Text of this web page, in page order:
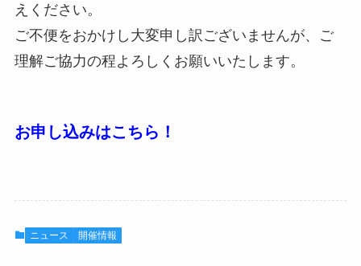
えください。
ご不便をおかけし大変申し訳ございませんが、ご
理解ご協力の程よろしくお願いいたします。
お申し込みはこちら！
ニュース 開催情報